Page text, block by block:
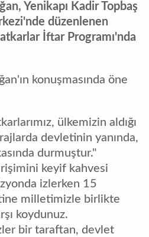
Yenikapı Kadir Topbaş
düzenlenen
İftar Programı'nda
konuşmasında öne
ülkemizin aldığı
devletinin yanında,
durmuştur."
keyif kahvesi
izlerken 15
milletimizle birlikte
koydunuz.
bir taraftan, devlet